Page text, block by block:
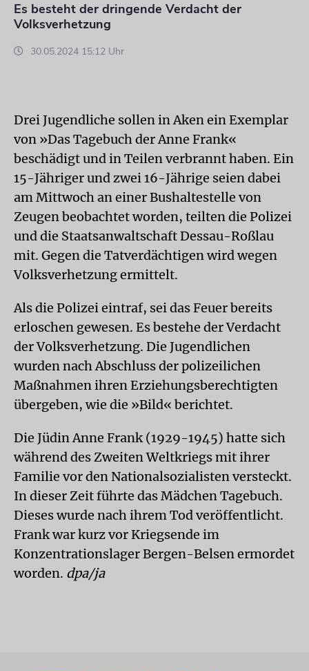
Es besteht der dringende Verdacht der
Volksverhetzung
30.05.2024 15:12 Uhr
Drei Jugendliche sollen in Aken ein Exemplar
von »Das Tagebuch der Anne Frank«
beschädigt und in Teilen verbrannt haben. Ein
15-Jähriger und zwei 16-Jährige seien dabei
am Mittwoch an einer Bushaltestelle von
Zeugen beobachtet worden, teilten die Polizei
und die Staatsanwaltschaft Dessau-Roßlau
mit. Gegen die Tatverdächtigen wird wegen
Volksverhetzung ermittelt.
Als die Polizei eintraf, sei das Feuer bereits
erloschen gewesen. Es bestehe der Verdacht
der Volksverhetzung. Die Jugendlichen
wurden nach Abschluss der polizeilichen
Maßnahmen ihren Erziehungsberechtigten
übergeben, wie die »Bild« berichtet.
Die Jüdin Anne Frank (1929-1945) hatte sich
während des Zweiten Weltkriegs mit ihrer
Familie vor den Nationalsozialisten versteckt.
In dieser Zeit führte das Mädchen Tagebuch.
Dieses wurde nach ihrem Tod veröffentlicht.
Frank war kurz vor Kriegsende im
Konzentrationslager Bergen-Belsen ermordet
worden. dpa/ja